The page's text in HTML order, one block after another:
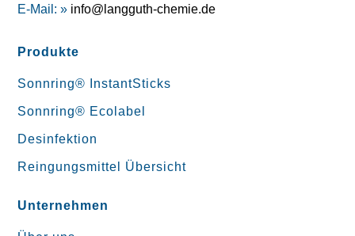
E-Mail: » info@langguth-chemie.de
Produkte
Sonnring® InstantSticks
Sonnring® Ecolabel
Desinfektion
Reingungsmittel Übersicht
Unternehmen